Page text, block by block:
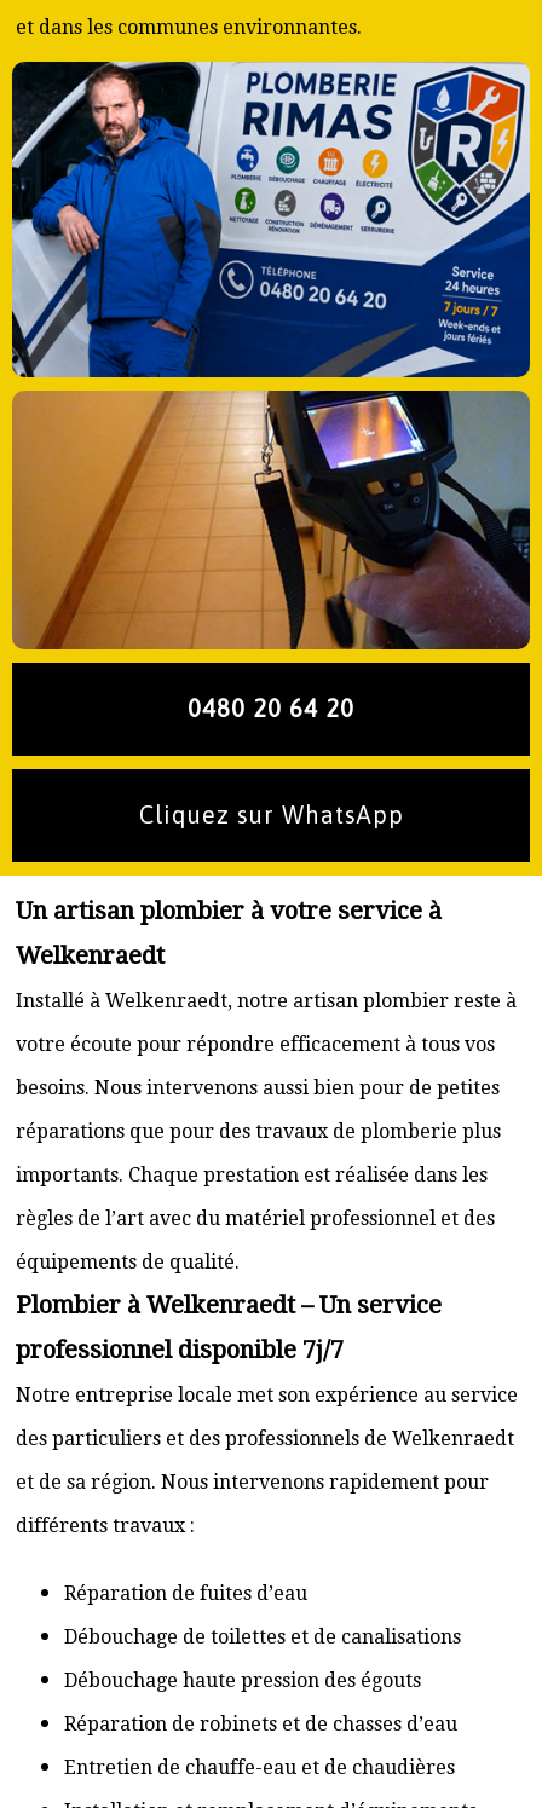
et dans les communes environnantes.
0480 20 64 20
Cliquez sur WhatsApp
Un artisan plombier à votre service à
Welkenraedt
Installé à Welkenraedt, notre artisan plombier reste à
votre écoute pour répondre efficacement à tous vos
besoins. Nous intervenons aussi bien pour de petites
réparations que pour des travaux de plomberie plus
importants. Chaque prestation est réalisée dans les
règles de l’art avec du matériel professionnel et des
équipements de qualité.
Plombier à Welkenraedt – Un service
professionnel disponible 7j/7
Notre entreprise locale met son expérience au service
des particuliers et des professionnels de Welkenraedt
et de sa région. Nous intervenons rapidement pour
différents travaux :
Réparation de fuites d’eau
Débouchage de toilettes et de canalisations
Débouchage haute pression des égouts
Réparation de robinets et de chasses d’eau
Entretien de chauffe-eau et de chaudières